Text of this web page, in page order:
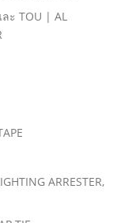
ะ TOU | AL
ARRESTER,